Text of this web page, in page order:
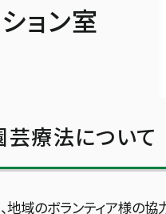
断
テーション病棟
ョン室
芸療法について
地域のボランティア様の協